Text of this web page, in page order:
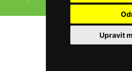
Upravit
úpravu převolby